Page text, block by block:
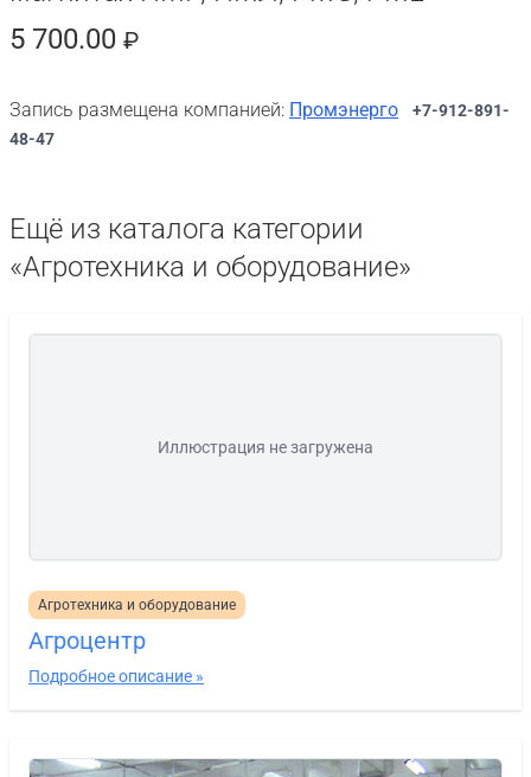
5 700.00 ₽
Запись размещена компанией: Промэнерго
+7-912-891-
48-47
Ещё из каталога категории
«Агротехника и оборудование»
Иллюстрация не загружена
Агротехника и оборудование
Агроцентр
Подробное описание »